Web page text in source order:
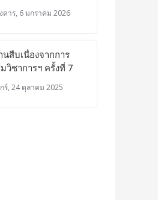
คาร, 6 มกราคม 2026
นสืบเนื่องจากการ
วิชาการฯ ครั้งที่ 7
ร์, 24 ตุลาคม 2025